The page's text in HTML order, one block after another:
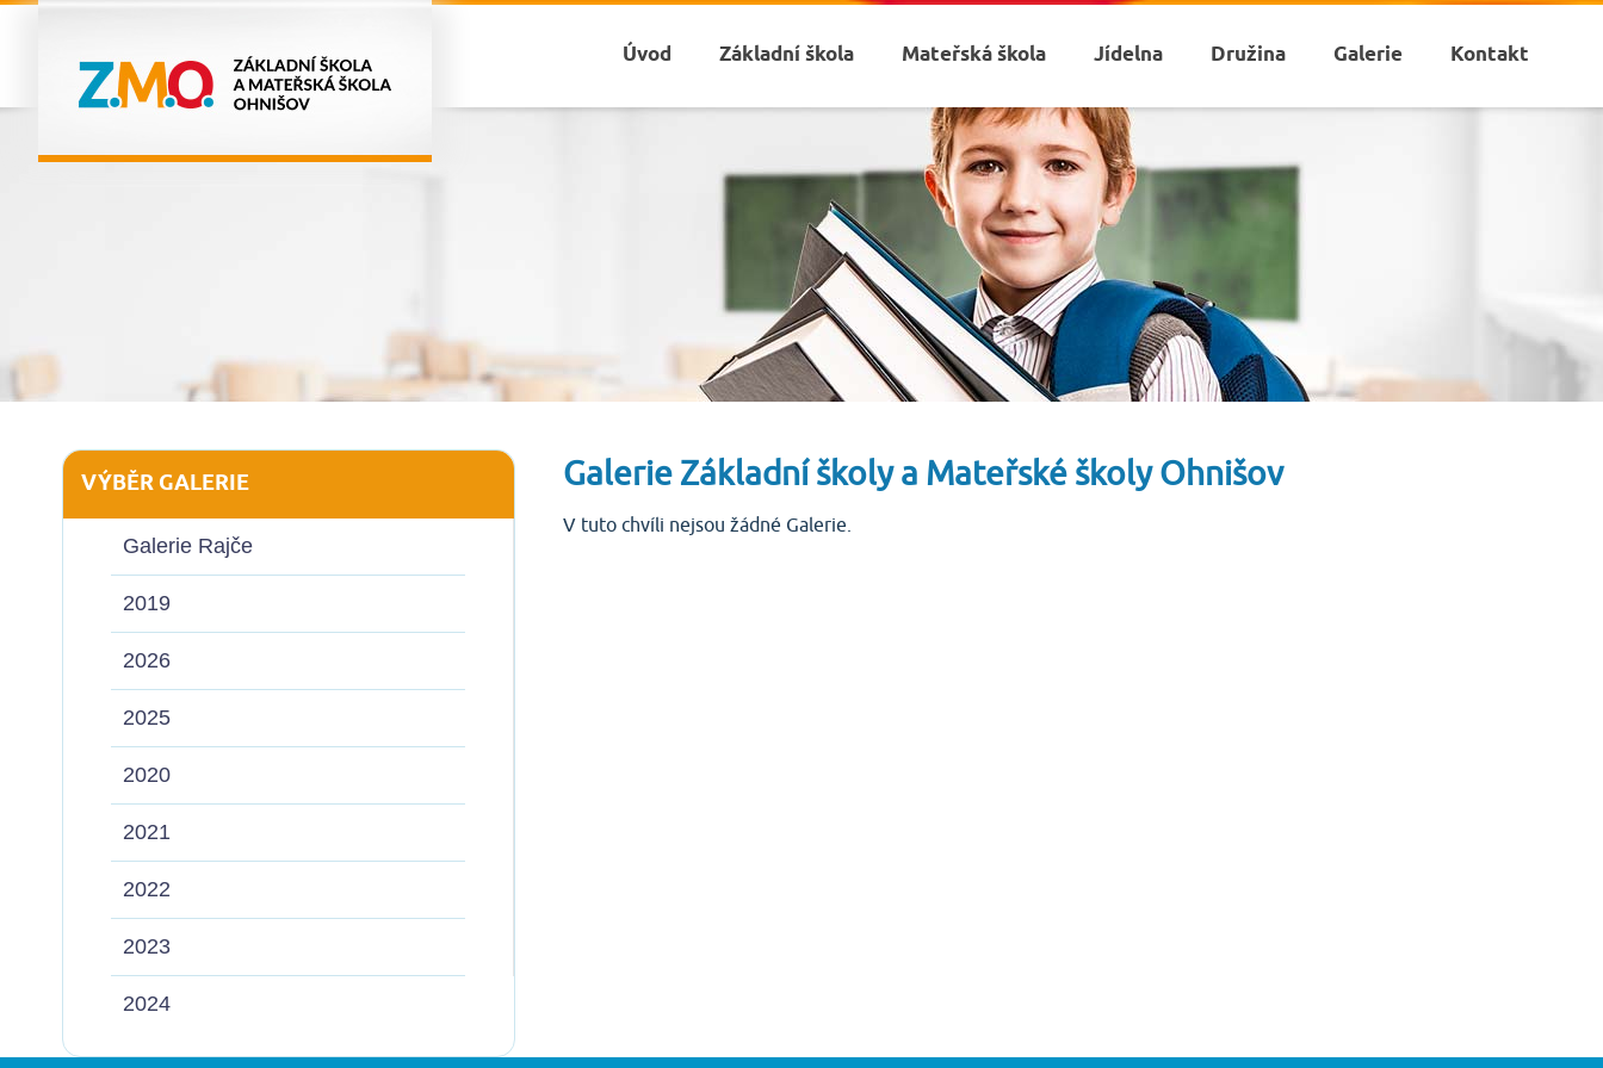
Úvod Základní škola Mateřská škola Jídelna Družina Galerie Kontakt
VÝBĚR GALERIE
Galerie Rajče
2019
2026
2025
2020
2021
2022
2023
2024
Galerie Základní školy a Mateřské školy Ohnišov
V tuto chvíli nejsou žádné Galerie.